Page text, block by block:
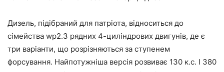
Дизель, підібраний для патріота, відноситься до
сімейства wp2.3 рядних 4-циліндрових двигунів, де є
три варіанти, що розрізняються за ступенем
форсування. Найпотужніша версія розвиває 130 к.с. І 380